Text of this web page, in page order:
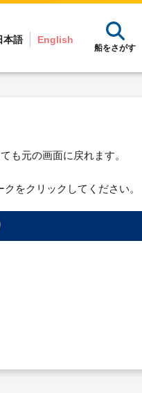
本語 English
船をさがす
も元の画面に戻れます。
クをクリックしてください。